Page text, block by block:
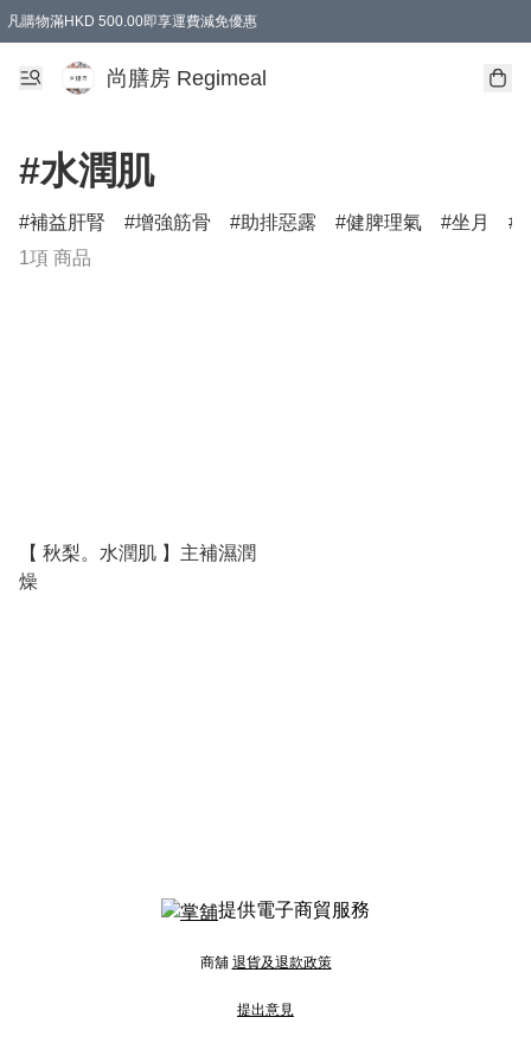
凡購物滿HKD 500.00即享運費減免優惠
尚膳房 Regimeal
#水潤肌
補益肝腎 增強筋骨 助排惡露 健脾理氣 坐月
1項 商品
【 秋梨。水潤肌 】主補濕潤
燥
提供電子商貿服務
商舖 退貨及退款政策
提出意見